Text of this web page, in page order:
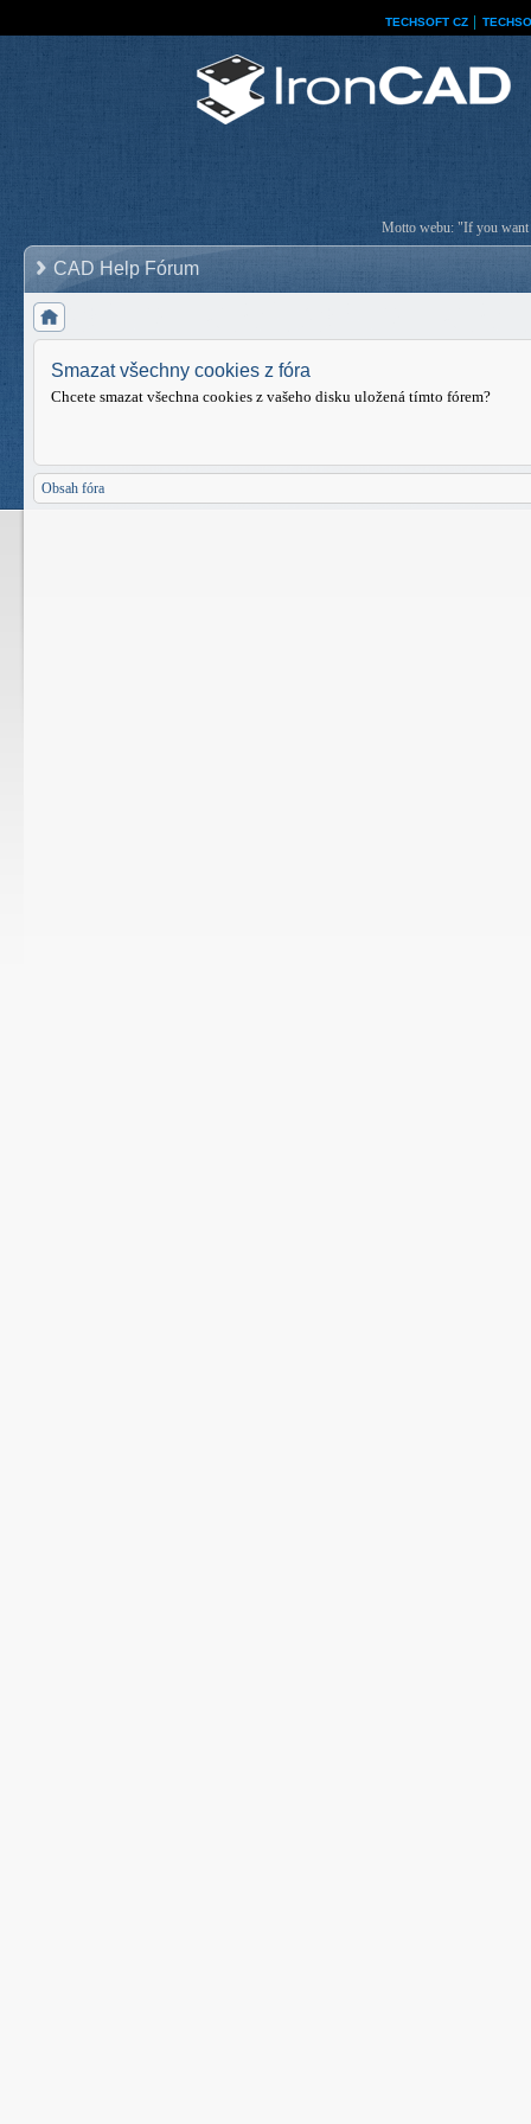
TECHSOFT CZ
Motto webu: "If you want
CAD Help Fórum
Smazat všechny cookies z fóra
Chcete smazat všechna cookies z vašeho disku uložená tímto fórem?
Obsah fóra